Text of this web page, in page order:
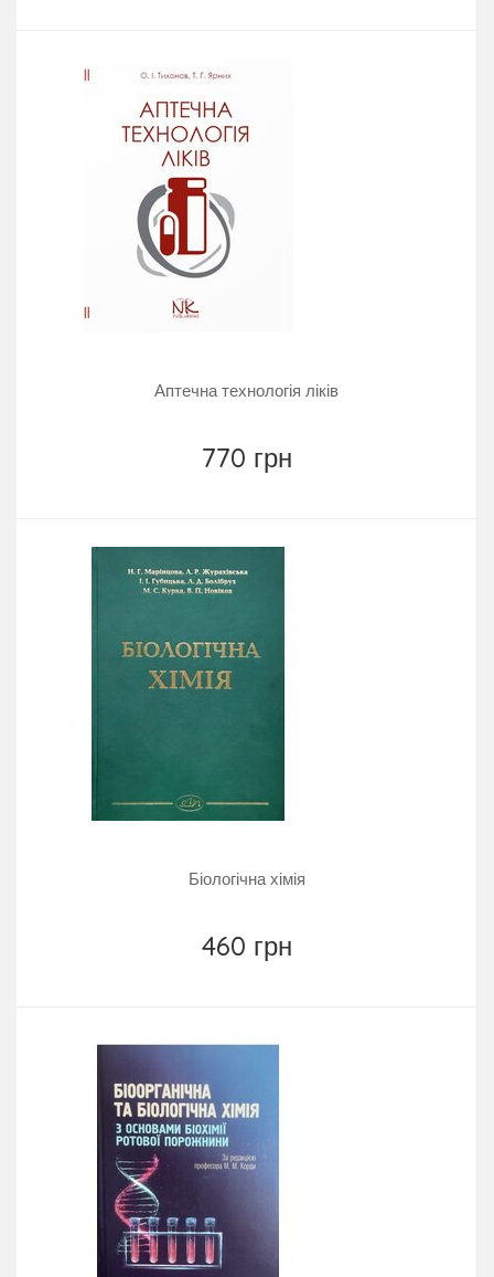
Аптечна технологія ліків
770 грн
Біологічна хімія
460 грн